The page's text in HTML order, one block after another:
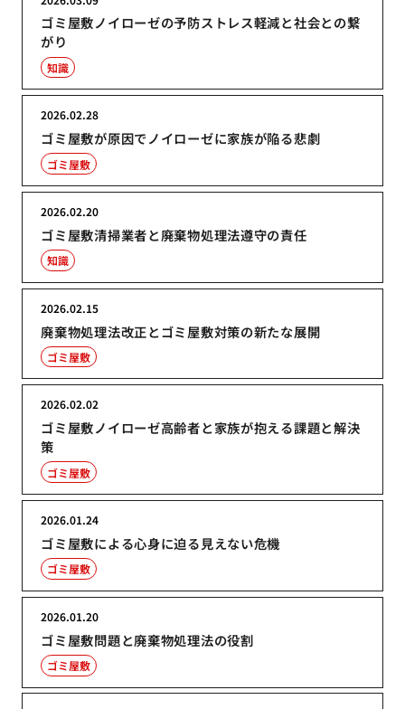
ゴミ屋敷ノイローゼの予防ストレス軽減と社会との繋
がり
知識
ゴミ屋敷が原因でノイローゼに家族が陥る悲劇
2026.02.28
ゴミ屋敷
ゴミ屋敷清掃業者と廃棄物処理法遵守の責任
2026.02.20
知識
廃棄物処理法改正とゴミ屋敷対策の新たな展開
2026.02.15
ゴミ屋敷
ゴミ屋敷ノイローゼ高齢者と家族が抱える課題と解決
策
2026.02.02
ゴミ屋敷
ゴミ屋敷による心身に迫る見えない危機
2026.01.24
ゴミ屋敷
ゴミ屋敷問題と廃棄物処理法の役割
2026.01.20
ゴミ屋敷